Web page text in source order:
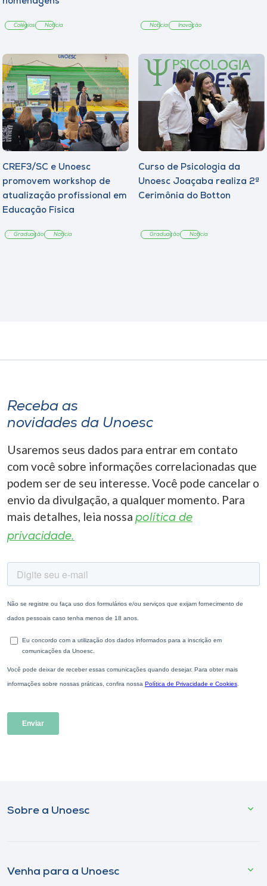
Colégios Notícia Notícia Inovação
CREF3/SC e Unoesc
promovem workshop de
atualização profissional em
Educação Física
Graduação Notícia
Curso de Psicologia da
Unoesc Joaçaba realiza 2ª
Cerimônia do Botton
Graduação Notícia
Receba as
novidades da Unoesc
Usaremos seus dados para entrar em contato
com você sobre informações correlacionadas que
podem ser de seu interesse. Você pode cancelar o
envio da divulgação, a qualquer momento. Para
mais detalhes, leia nossa política de
privacidade.
Sobre a Unoesc
Venha para a Unoesc